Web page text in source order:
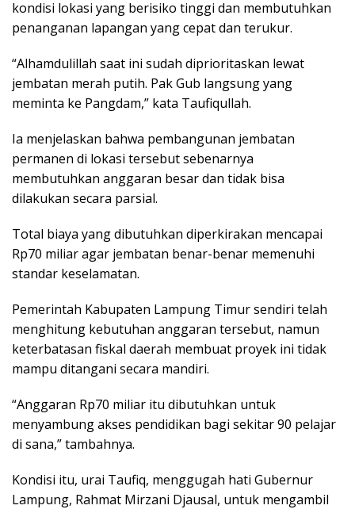
kondisi lokasi yang berisiko tinggi dan membutuhkan
penanganan lapangan yang cepat dan terukur.
“Alhamdulillah saat ini sudah diprioritaskan lewat
jembatan merah putih. Pak Gub langsung yang
meminta ke Pangdam,” kata Taufiqullah.
Ia menjelaskan bahwa pembangunan jembatan
permanen di lokasi tersebut sebenarnya
membutuhkan anggaran besar dan tidak bisa
dilakukan secara parsial.
Total biaya yang dibutuhkan diperkirakan mencapai
Rp70 miliar agar jembatan benar-benar memenuhi
standar keselamatan.
Pemerintah Kabupaten Lampung Timur sendiri telah
menghitung kebutuhan anggaran tersebut, namun
keterbatasan fiskal daerah membuat proyek ini tidak
mampu ditangani secara mandiri.
“Anggaran Rp70 miliar itu dibutuhkan untuk
menyambung akses pendidikan bagi sekitar 90 pelajar
di sana,” tambahnya.
Kondisi itu, urai Taufiq, menggugah hati Gubernur
Lampung, Rahmat Mirzani Djausal, untuk mengambil